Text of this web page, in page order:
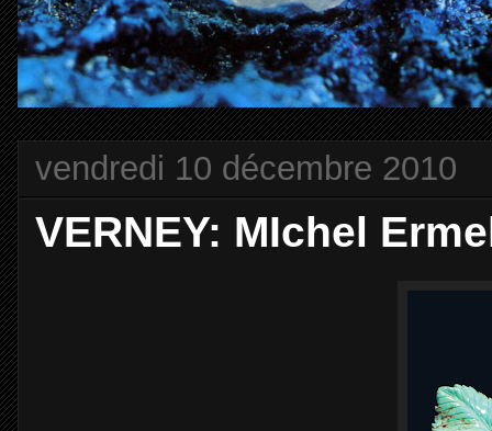
vendredi 10 décembre 2010
VERNEY: MIchel